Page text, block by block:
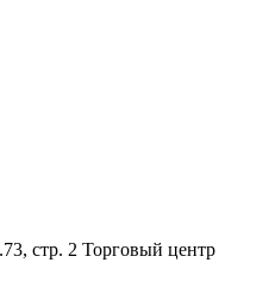
стр. 2 Торговый центр